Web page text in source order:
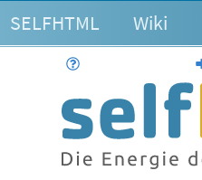
SELFHTML Wiki